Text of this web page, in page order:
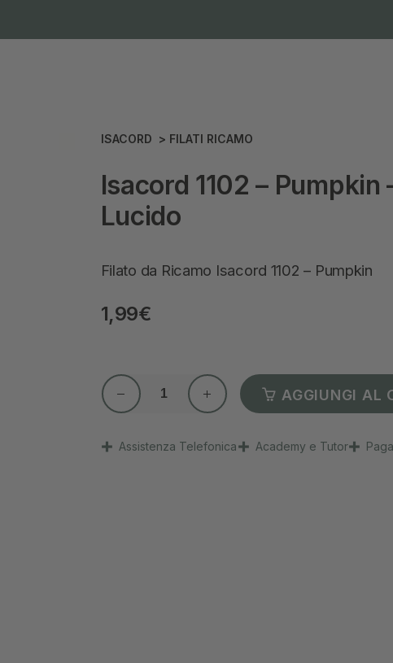
ISACORD > FILATI RICAMO
Isacord 1102 –
Lucido
Filato da Ricamo Isacord 1102 – Pumpkin
1,99€
AGGIUNGI AL
Assistenza Telefonica Academy e Tutor